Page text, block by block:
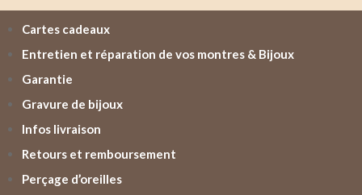
Cartes cadeaux
Entretien et réparation de vos montres & Bijoux
Garantie
Gravure de bijoux
Infos livraison
Retours et remboursement
Perçage d’oreilles